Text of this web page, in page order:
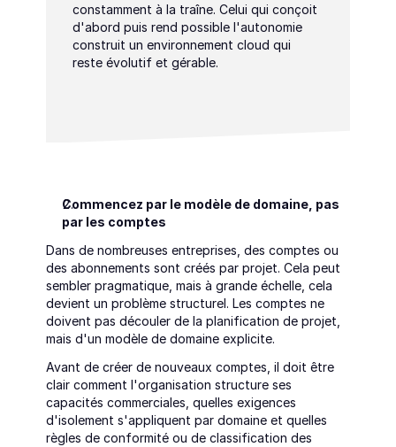
constamment à la traîne. Celui qui conçoit
d'abord puis rend possible l'autonomie
construit un environnement cloud qui
reste évolutif et gérable.
Commencez par le modèle de domaine, pas
par les comptes
Dans de nombreuses entreprises, des comptes ou
des abonnements sont créés par projet. Cela peut
sembler pragmatique, mais à grande échelle, cela
devient un problème structurel. Les comptes ne
doivent pas découler de la planification de projet,
mais d'un modèle de domaine explicite.
Avant de créer de nouveaux comptes, il doit être
clair comment l'organisation structure ses
capacités commerciales, quelles exigences
d'isolement s'appliquent par domaine et quelles
règles de conformité ou de classification des